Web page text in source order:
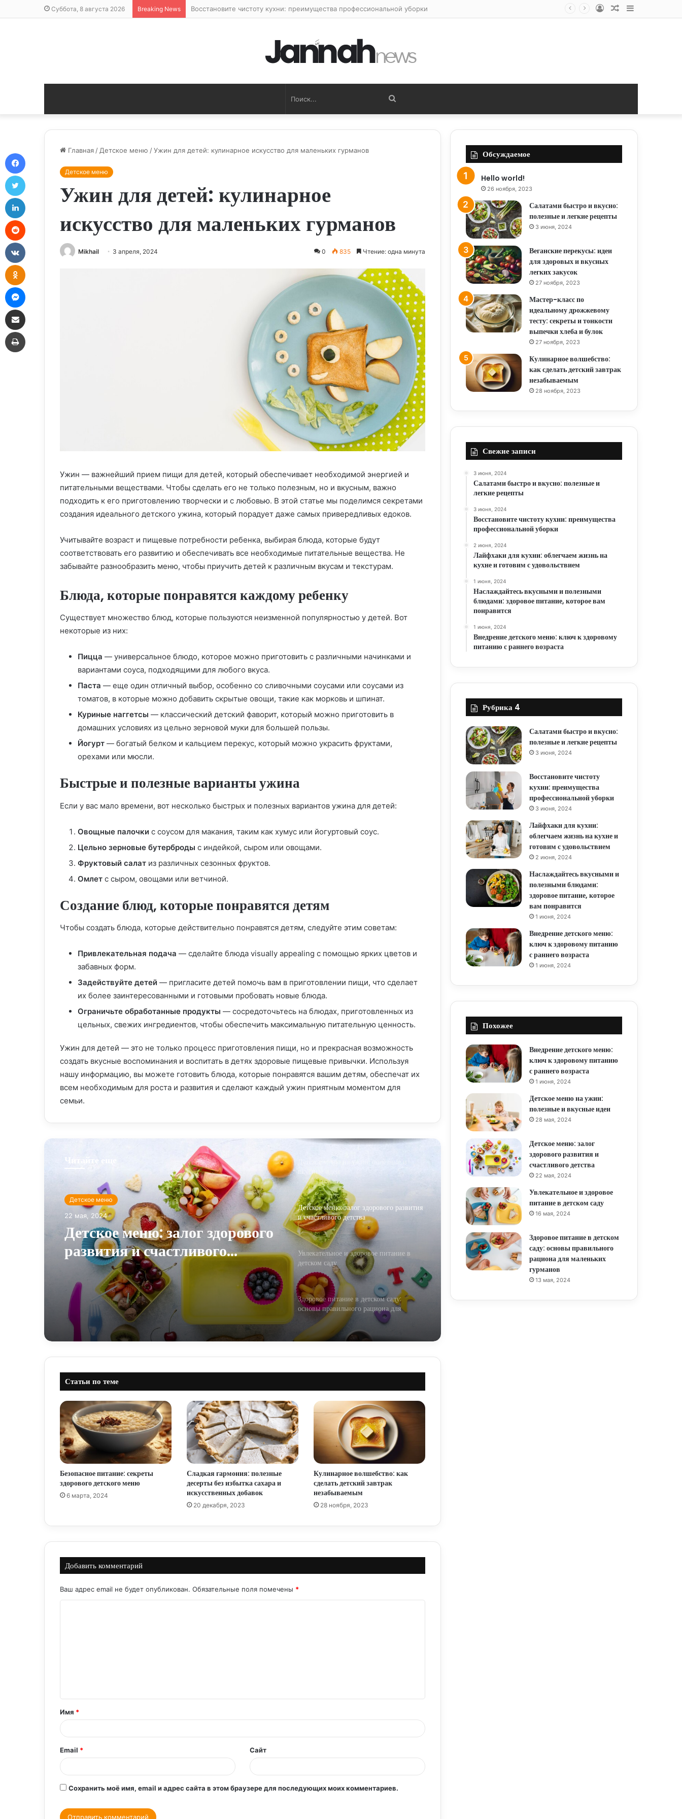
Суббота, 8 августа 2026 Breaking News Восстановите чистоту кухни: преимущества профессиональной уборки Sidebar
Random
Log
Поиск...
Главная / Детское меню /Ужин для детей: кулинарное искусство для маленьких гурманов
Детское меню
Ужин для детей: кулинарное
искусство для маленьких гурманов
Mikhail 3 апреля, 2024 0 835 Чтение: одна минута
Ужин — важнейший прием пищи для детей, который обеспечивает необходимой энергией и
питательными веществами. Чтобы сделать его не только полезным, но и вкусным, важно
подходить к его приготовлению творчески и с любовью. В этой статье мы поделимся секретами
создания идеального детского ужина, который порадует даже самых привередливых едоков.
Учитывайте возраст и пищевые потребности ребенка, выбирая блюда, которые будут
соответствовать его развитию и обеспечивать все необходимые питательные вещества. Не
забывайте разнообразить меню, чтобы приучить детей к различным вкусам и текстурам.
Блюда, которые понравятся каждому ребенку
Существует множество блюд, которые пользуются неизменной популярностью у детей. Вот
некоторые из них:
Пицца — универсальное блюдо, которое можно приготовить с различными начинками и
вариантами соуса, подходящими для любого вкуса.
Паста — еще один отличный выбор, особенно со сливочными соусами или соусами из
томатов, в которые можно добавить скрытые овощи, такие как морковь и шпинат.
Куриные наггетсы — классический детский фаворит, который можно приготовить в
домашних условиях из цельно зерновой муки для большей пользы.
Йогурт — богатый белком и кальцием перекус, который можно украсить фруктами,
орехами или мюсли.
Быстрые и полезные варианты ужина
Если у вас мало времени, вот несколько быстрых и полезных вариантов ужина для детей:
Овощные палочки с соусом для макания, таким как хумус или йогуртовый соус.
Цельно зерновые бутерброды с индейкой, сыром или овощами.
Фруктовый салат из различных сезонных фруктов.
Омлет с сыром, овощами или ветчиной.
Создание блюд, которые понравятся детям
Чтобы создать блюда, которые действительно понравятся детям, следуйте этим советам:
Привлекательная подача — сделайте блюда visually appealing с помощью ярких цветов и
забавных форм.
Задействуйте детей — пригласите детей помочь вам в приготовлении пищи, что сделает
их более заинтересованными и готовыми пробовать новые блюда.
Ограничьте обработанные продукты — сосредоточьтесь на блюдах, приготовленных из
цельных, свежих ингредиентов, чтобы обеспечить максимальную питательную ценность.
Ужин для детей — это не только процесс приготовления пищи, но и прекрасная возможность
создать вкусные воспоминания и воспитать в детях здоровые пищевые привычки. Используя
нашу информацию, вы можете готовить блюда, которые понравятся вашим детям, обеспечат их
всем необходимым для роста и развития и сделают каждый ужин приятным моментом для
семьи.
Читайте еще
Детское меню
22 мая, 2024
Детское меню: залог здорового
развития и счастливого
детства
Рецепты детского питания: творим
требовательных гурманов
Пармезан в детском меню: польза и
правила введения в рацион
Меню детского кафе: создаем волшебное
Детское меню дома: как порадовать
маленьких гурманов
здоровому питанию с раннего возраста
вкусные идеи
Детское меню: залог здорового развития
и счастливого детства
Увлекательное и здоровое питание в
детском саду
Здоровое питание в детском саду:
основы правильного рациона для
маленьких гурманов
пример детского меню
Рецепты детского питания: творим
кулинарные чудеса для самых
требовательных гурманов
Пармезан в детском меню: польза и
правила введения в рацион
Меню детского кафе: создаем волшебное
угощение для маленьких гостей
Детское меню дома: как порадовать
Внедрение детского меню: ключ к
детском саду
Здоровое питание в детском саду:
маленьких гурманов
Статьи по теме
Безопасное питание: секреты
здорового детского меню
6 марта, 2024
Сладкая гармония: полезные
десерты без избытка сахара и
искусственных добавок
20 декабря, 2023
Кулинарное волшебство: как
сделать детский завтрак
незабываемым
28 ноября, 2023
Добавить комментарий
Ваш адрес email не будет опубликован. Обязательные поля помечены *
т
а
й
*
Имя *
Email * Сайт
Сохранить моё имя, email и адрес сайта в этом браузере для последующих моих комментариев.
Обсуждаемое
Hello world!
26 ноября, 2023
Салатами быстро и вкусно:
полезные и легкие рецепты
3 июня, 2024
Веганские перекусы: идеи
для здоровых и вкусных
легких закусок
27 ноября, 2023
Мастер-класс по
идеальному дрожжевому
тесту: секреты и тонкости
выпечки хлеба и булок
27 ноября, 2023
Кулинарное волшебство:
как сделать детский завтрак
незабываемым
28 ноября, 2023
Свежие записи
3 июня, 2024
Салатами быстро и вкусно: полезные и
легкие рецепты
3 июня, 2024
Восстановите чистоту кухни: преимущества
профессиональной уборки
2 июня, 2024
Лайфхаки для кухни: облегчаем жизнь на
кухне и готовим с удовольствием
1 июня, 2024
Наслаждайтесь вкусными и полезными
блюдами: здоровое питание, которое вам
понравится
1 июня, 2024
Внедрение детского меню: ключ к здоровому
питанию с раннего возраста
Рубрика 4
Салатами быстро и вкусно:
полезные и легкие рецепты
3 июня, 2024
Восстановите чистоту
кухни: преимущества
профессиональной уборки
3 июня, 2024
Лайфхаки для кухни:
облегчаем жизнь на кухне и
готовим с удовольствием
2 июня, 2024
Наслаждайтесь вкусными и
полезными блюдами:
здоровое питание, которое
вам понравится
1 июня, 2024
Внедрение детского меню:
ключ к здоровому питанию
с раннего возраста
1 июня, 2024
Похожее
Внедрение детского меню:
ключ к здоровому питанию
с раннего возраста
1 июня, 2024
Детское меню на ужин:
полезные и вкусные идеи
28 мая, 2024
Детское меню: залог
здорового развития и
счастливого детства
22 мая, 2024
Увлекательное и здоровое
питание в детском саду
16 мая, 2024
Здоровое питание в детском
саду: основы правильного
рациона для маленьких
гурманов
13 мая, 2024